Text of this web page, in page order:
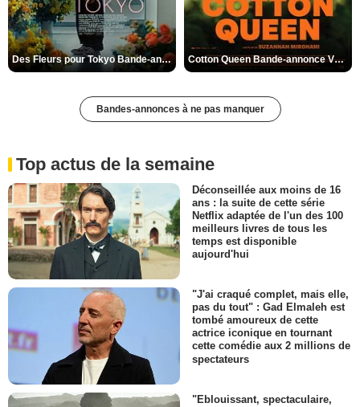
Des Fleurs pour Tokyo Bande-annonce VO STFR Cotton Queen Bande-annonce VO STFR
Bandes-annonces à ne pas manquer
Top actus de la semaine
Déconseillée aux moins de 16
ans : la suite de cette série
Netflix adaptée de l'un des 100
meilleurs livres de tous les
temps est disponible
aujourd'hui
"J'ai craqué complet, mais elle,
pas du tout" : Gad Elmaleh est
tombé amoureux de cette
actrice iconique en tournant
cette comédie aux 2 millions de
spectateurs
"Eblouissant, spectaculaire,